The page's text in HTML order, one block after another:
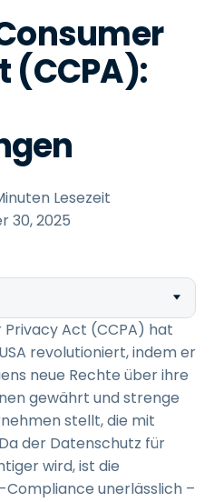
(CCPA):
Lesezeit
30, 2025
Act (CCPA) hat
revolutioniert, indem er
neue Rechte über ihre
gewährt und strenge
stellt, die mit
der Datenschutz für
wird, ist die
unerlässlich –